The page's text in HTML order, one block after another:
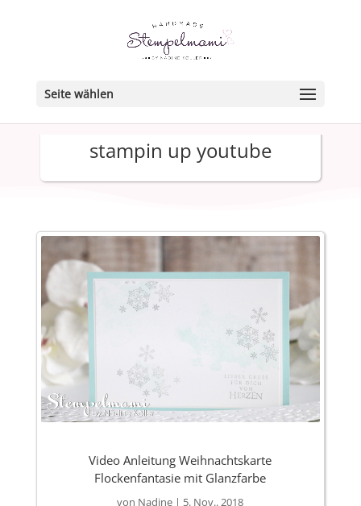
Seite wählen
stampin up youtube
Video Anleitung Weihnachtskarte
Flockenfantasie mit Glanzfarbe
von Nadine | 5. Nov.. 2018